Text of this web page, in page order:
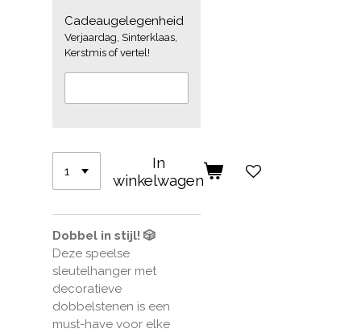
Cadeaugelegenheid
Verjaardag, Sinterklaas,
Kerstmis of vertel!
In
winkelwagen
Dobbel in stijl! 🎲
Deze speelse
sleutelhanger met
decoratieve
dobbelstenen is een
must-have voor elke